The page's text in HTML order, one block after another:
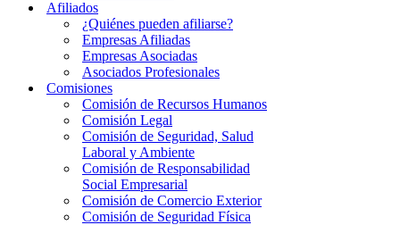
Afiliados
¿Quiénes pueden afiliarse?
Empresas Afiliadas
Empresas Asociadas
Asociados Profesionales
Comisiones
Comisión de Recursos Humanos
Comisión Legal
Comisión de Seguridad, Salud
Laboral y Ambiente
Comisión de Responsabilidad
Social Empresarial
Comisión de Comercio Exterior
Comisión de Seguridad Física